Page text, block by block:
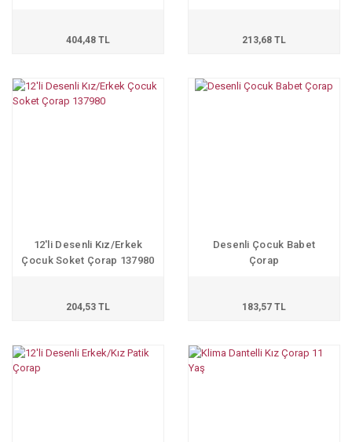
404,48 TL 213,68 TL
12'li Desenli Kız/Erkek
Çocuk Soket Çorap 137980
204,53 TL
Desenli Çocuk Babet
Çorap
183,57 TL